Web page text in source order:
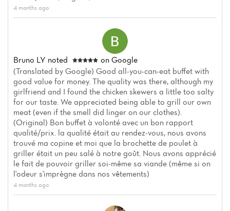
4 months ago
Bruno LY noted
on Google
(Translated by Google) Good all-you-can-eat buffet with
good value for money. The quality was there, although my
girlfriend and I found the chicken skewers a little too salty
for our taste. We appreciated being able to grill our own
meat (even if the smell did linger on our clothes).
(Original) Bon buffet à volonté avec un bon rapport
qualité/prix. la qualité était au rendez-vous, nous avons
trouvé ma copine et moi que la brochette de poulet à
griller était un peu salé à notre goût. Nous avons apprécié
le fait de pouvoir griller soi-même sa viande (même si on
l'odeur s'imprègne dans nos vêtements)
4 months ago